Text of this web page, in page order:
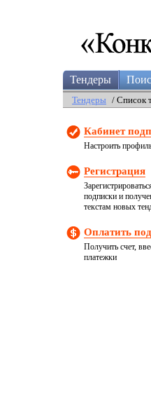
Тендеры
Тендеры / Список
Кабинет
Настроить
Регистрация
подписки и
текстам новых
Оплатить
Получить счет,
платежки